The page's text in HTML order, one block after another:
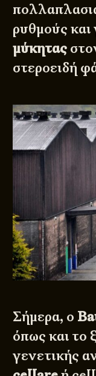
ρυθμούς
μύκητας
στεροειδή
Σήμερα, ο
όπως και το
γενετικής